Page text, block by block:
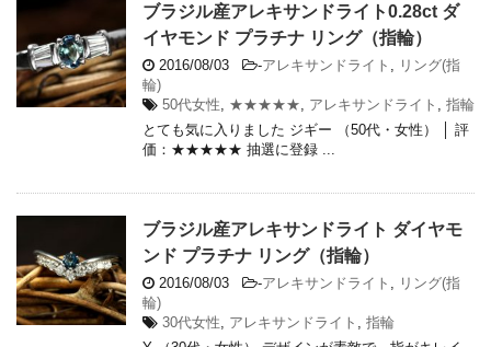
ブラジル産アレキサンドライト0.28ct ダ
イヤモンド プラチナ リング（指輪）
2016/08/03 -アレキサンドライト
リング(指
輪)
50代女性
★★★★★ アレキサンドライト
指輪
とても気に入りました ジギー （50代・女性） │ 評
価：★★★★★ 抽選に登録 ...
ブラジル産アレキサンドライト ダイヤモ
ンド プラチナ リング（指輪）
2016/08/03 -アレキサンドライト
リング(指
輪)
30代女性
アレキサンドライト
指輪